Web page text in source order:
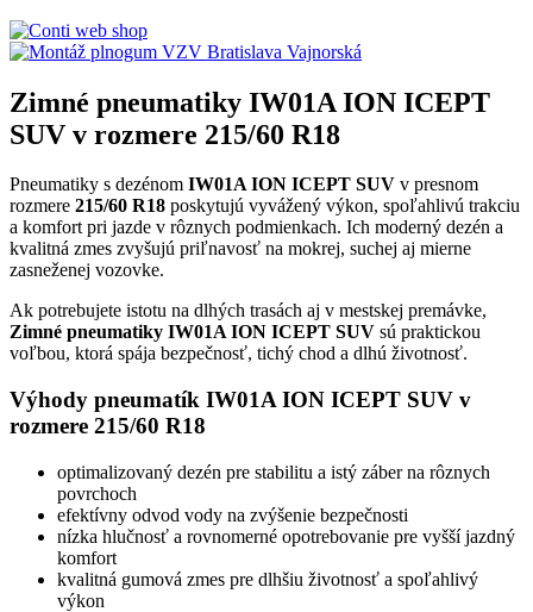
Zimné pneumatiky IW01A ION ICEPT
SUV v rozmere 215/60 R18
Pneumatiky s dezénom IW01A ION ICEPT SUV v presnom
rozmere 215/60 R18 poskytujú vyvážený výkon, spoľahlivú trakciu
a komfort pri jazde v rôznych podmienkach. Ich moderný dezén a
kvalitná zmes zvyšujú priľnavosť na mokrej, suchej aj mierne
zasneženej vozovke.
Ak potrebujete istotu na dlhých trasách aj v mestskej premávke,
Zimné pneumatiky IW01A ION ICEPT SUV sú praktickou
voľbou, ktorá spája bezpečnosť, tichý chod a dlhú životnosť.
Výhody pneumatík IW01A ION ICEPT SUV v
rozmere 215/60 R18
optimalizovaný dezén pre stabilitu a istý záber na rôznych
povrchoch
efektívny odvod vody na zvýšenie bezpečnosti
nízka hlučnosť a rovnomerné opotrebovanie pre vyšší jazdný
komfort
kvalitná gumová zmes pre dlhšiu životnosť a spoľahlivý
výkon